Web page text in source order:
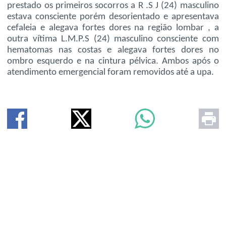
prestado os primeiros socorros a R .S J (24) masculino
estava consciente porém desorientado e apresentava
cefaleia e alegava fortes dores na região lombar , a
outra vítima L.M.P.S (24) masculino consciente com
hematomas nas costas e alegava fortes dores no
ombro esquerdo e na cintura pélvica. Ambos após o
atendimento emergencial foram removidos até a upa.